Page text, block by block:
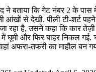
ने बताया कि गेट नंबर 2 के
आंखों से देखी. पीली टी-शर्ट
जा रहा है, उसने कहा कि कार
घूमी और फिर बाहर निकल गई.
अफरा-तफरी का माहौल बन